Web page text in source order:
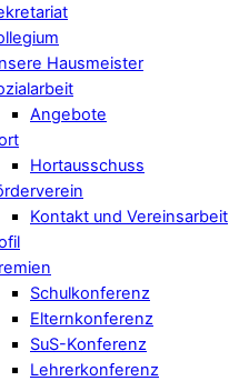
Hausmeister
Angebote
Hortausschuss
Kontakt und Vereinsarbeit
Schulkonferenz
Elternkonferenz
SuS-Konferenz
Lehrerkonferenz